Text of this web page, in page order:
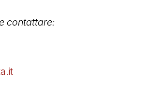
contattare: